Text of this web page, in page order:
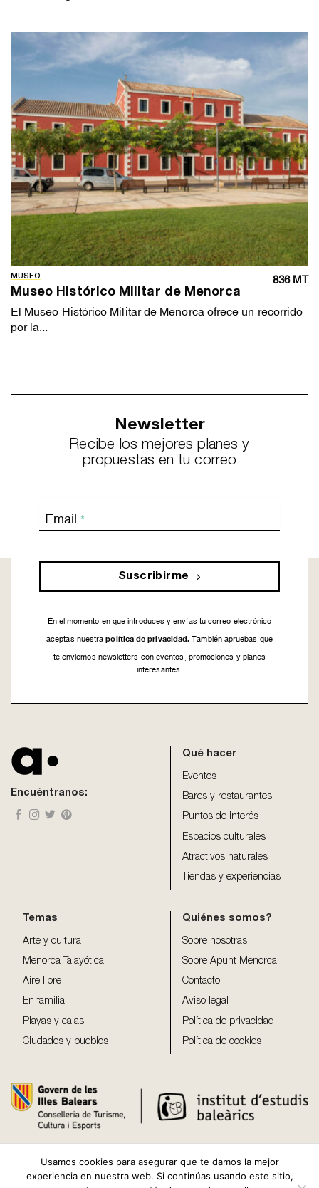
MUSEO 836 MT
Museo Histórico Militar de Menorca
El Museo Histórico Militar de Menorca ofrece un recorrido
por la...
Newsletter
Recibe los mejores planes y
propuestas en tu correo
Email *
Suscribirme
En el momento en que introduces y envías tu correo electrónico
aceptas nuestra política de privacidad. También apruebas que
te enviemos newsletters con eventos, promociones y planes
interesantes.
left
Encuéntranos:
Qué hacer
Eventos
Bares y restaurantes
Puntos de interés
Espacios culturales
Atractivos naturales
Tiendas y experiencias
Temas
Arte y cultura
Menorca Talayótica
Aire libre
En familia
Playas y calas
Ciudades y pueblos
Quiénes somos?
Sobre nosotras
Sobre Apunt Menorca
Contacto
Aviso legal
Política de privacidad
Política de cookies
Usamos cookies para asegurar que te damos la mejor
experiencia en nuestra web. Si continúas usando este sitio,